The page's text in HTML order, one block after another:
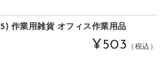
作業用雑貨 オフィス作業用品
¥503 （税込）